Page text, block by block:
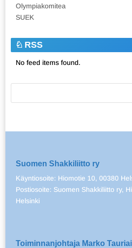
Olympiakomitea
SUEK
RSS
No feed items found.
Suomen Shakkiliitto ry
Käyntiosoite: Hiomotie 10, 00380
Postiosoite: Suomen Shakkiliitto ry,
Helsinki
Toiminnanjohtaja Marko